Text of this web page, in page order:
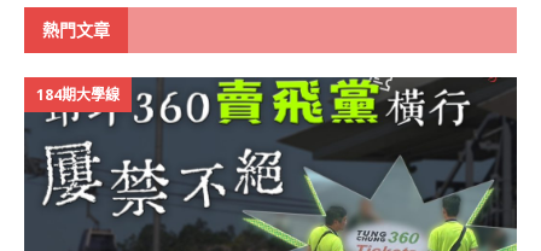
熱門文章
184期大學線